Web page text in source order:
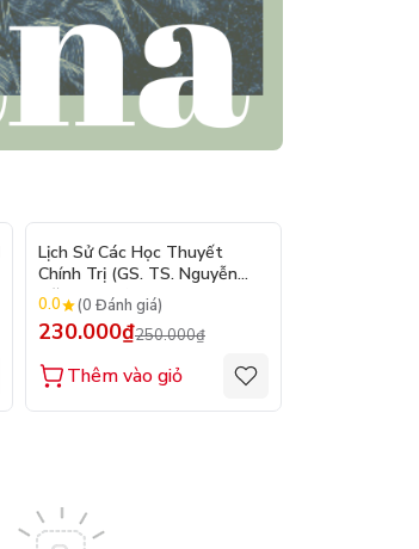
Lịch Sử Các Học Thuyết
Chính Trị (GS. TS. Nguyễn
Đăng Dung)
0.0 (0 Đánh giá)
230.000₫250.000₫
Thêm vào giỏ